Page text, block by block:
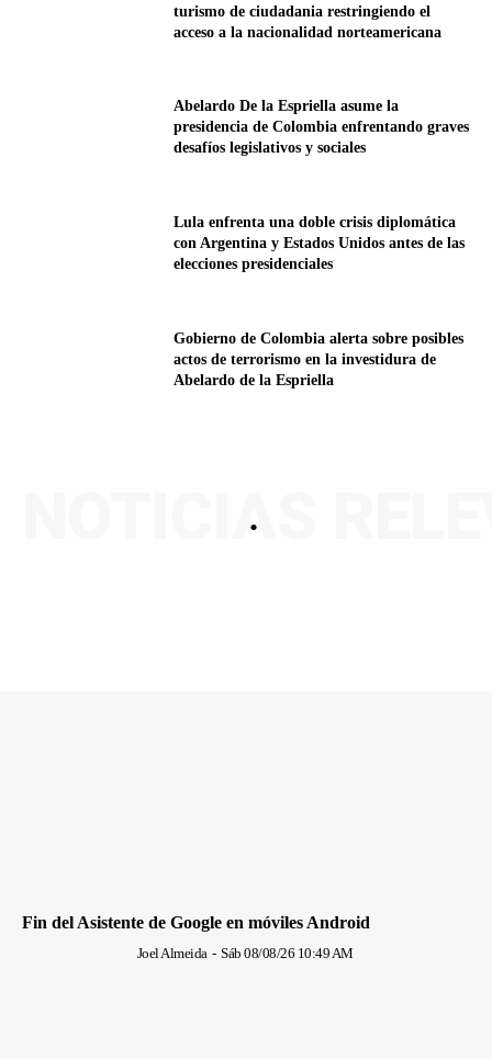
turismo de ciudadania restringiendo el
acceso a la nacionalidad norteamericana
Abelardo De la Espriella asume la
presidencia de Colombia enfrentando graves
desafíos legislativos y sociales
Lula enfrenta una doble crisis diplomática
con Argentina y Estados Unidos antes de las
elecciones presidenciales
Gobierno de Colombia alerta sobre posibles
actos de terrorismo en la investidura de
Abelardo de la Espriella
.
NOTICIAS
Fin del Asistente de Google en móviles Android
Joel Almeida - Sáb 08/08/26 10:49 AM